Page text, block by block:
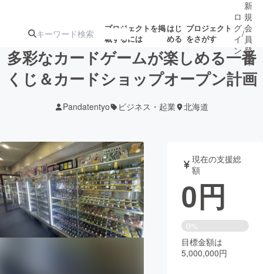
プロジェクトを掲
載するには
はじ
める
プロジェクト
をさがす
ターン
ジェクト
募集終了が近いプ
ロジェクト
アート・写真 音楽
テクノロジー・ガジェット ゲーム・サ
映像・映画 書籍・雑誌
チャレンジ
ロ
グ
イ
ン
/
新
規
会
員
登
録
多彩なカードゲームが楽しめる一番
くじ＆カードショップオープン計画
Pandatentyo ビジネス・起業 北海道
現在の支援総
額
0円
0%
目標金額は
5,000,000円